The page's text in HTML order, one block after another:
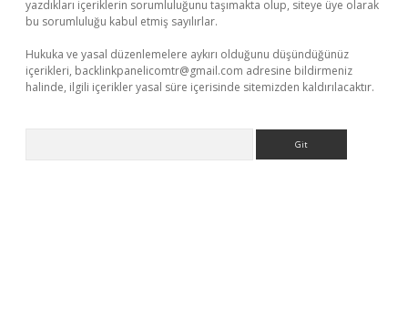
yazdıkları içeriklerin sorumluluğunu taşımakta olup, siteye üye olarak
bu sorumluluğu kabul etmiş sayılırlar.
Hukuka ve yasal düzenlemelere aykırı olduğunu düşündüğünüz
içerikleri, backlinkpanelicomtr@gmail.com adresine bildirmeniz
halinde, ilgili içerikler yasal süre içerisinde sitemizden kaldırılacaktır.